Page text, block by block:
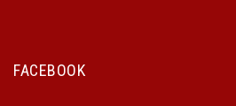
FACEBOOK